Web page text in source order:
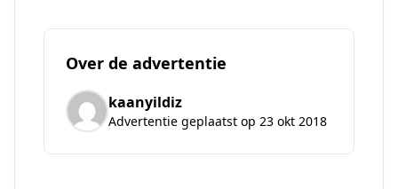
Over de advertentie
kaanyildiz
Advertentie geplaatst op 23 okt 2018